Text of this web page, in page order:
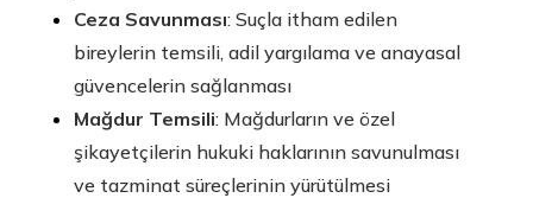
Ceza Savunması: Suçla itham edilen
bireylerin temsili, adil yargılama ve anayasal
güvencelerin sağlanması
Mağdur Temsili: Mağdurların ve özel
şikayetçilerin hukuki haklarının savunulması
ve tazminat süreçlerinin yürütülmesi